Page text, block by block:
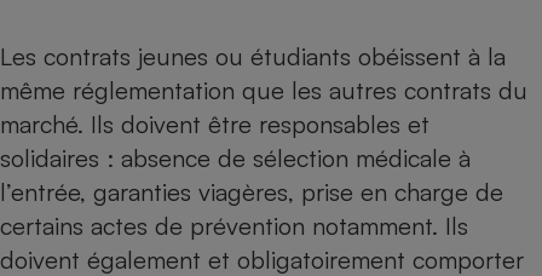
Les contrats jeunes ou étudiants obéissent à la
même réglementation que les autres contrats du
marché. Ils doivent être responsables et
solidaires : absence de sélection médicale à
l’entrée, garanties viagères, prise en charge de
certains actes de prévention notamment. Ils
doivent également et obligatoirement comporter
Plaque de cuisson à
induction
Téléphone mobile -
Smartphone
Climatiseur -
Ventilateur